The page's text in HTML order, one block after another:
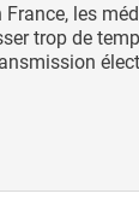
les
trop de